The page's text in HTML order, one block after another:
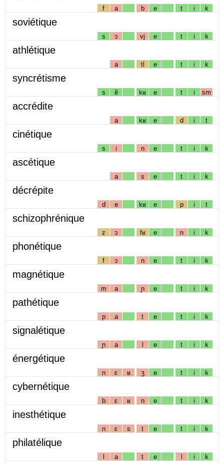
f a b e t i k
soviétique
s ɔ vj e t i k
athlétique
a tl e t i k
syncrétisme
s ẽ kʁ e t i sm
accrédite
a kʁ e d i t
cinétique
s i n e t i k
ascétique
a s e t i k
décrépite
d e kʁ e p i t
schizophrénique
z ɔ fʁ e n i k
phonétique
f ɔ n e t i k
magnétique
m a ɲ e t i k
pathétique
p a t e t i k
signalétique
ɲ a l e t i k
énergétique
n ɛ ʁ ʒ e t i k
cybernétique
b ɛ ʁ n e t i k
inesthétique
n ɛ s t e t i k
philatélique
l a t e l i k